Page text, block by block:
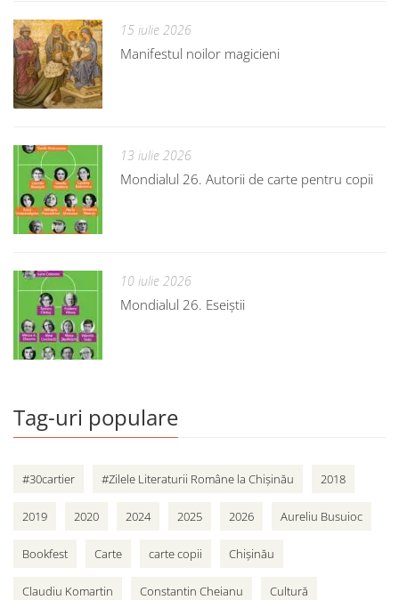
15 iulie 2026
Manifestul noilor magicieni
13 iulie 2026
Mondialul 26. Autorii de carte pentru copii
10 iulie 2026
Mondialul 26. Eseiștii
Tag-uri populare
#30cartier #Zilele Literaturii Române la Chișinău 2018
2019 2020 2024 2025 2026 Aureliu Busuioc
Bookfest Carte carte copii Chișinău
Claudiu Komartin Constantin Cheianu Cultură